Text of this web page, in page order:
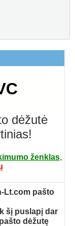
dėžutė
ženklas,
Lt.com pašto
šį puslapį dar
dėžutę